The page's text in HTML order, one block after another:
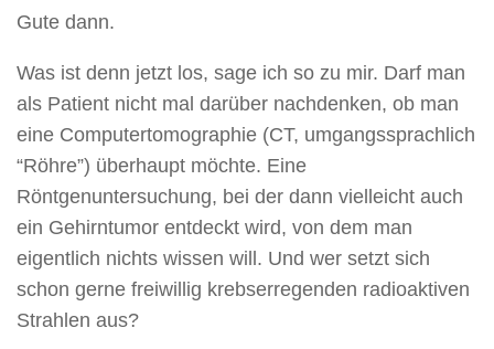
Gute dann.
Was ist denn jetzt los, sage ich so zu mir. Darf man
als Patient nicht mal darüber nachdenken, ob man
eine Computertomographie (CT, umgangssprachlich
“Röhre”) überhaupt möchte. Eine
Röntgenuntersuchung, bei der dann vielleicht auch
ein Gehirntumor entdeckt wird, von dem man
eigentlich nichts wissen will. Und wer setzt sich
schon gerne freiwillig krebserregenden radioaktiven
Strahlen aus?